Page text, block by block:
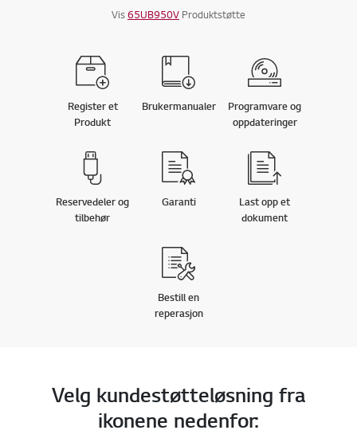
Vis65UB950V Produktstøtte
Register et
Produkt
Brukermanualer
Programvare og
oppdateringer
Reservedeler og
tilbehør
Garanti
Last opp et
dokument
Bestill en
reperasjon
Velg kundestøtteløsning fra
ikonene nedenfor: